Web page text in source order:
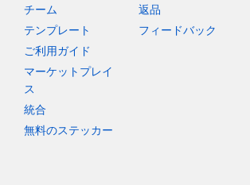
チーム
テンプレート
ご利用ガイド
マーケットプレイ
ス
統合
無料のステッカー
返品
フィードバック